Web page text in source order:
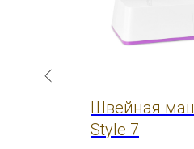
Швейная
Style 7